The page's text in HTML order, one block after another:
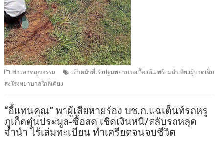
ข่าวอาชญากรรม
เจ้าหน้าที่เร่งปฐมพยาบาลเบื้องต้น พร้อมลำเลียงผู้บาดเจ็บ
ส่งโรงพยาบาลใกล้เคียง
“อี้แทนคุณ” พาผู้เสียหายร้อง บช.ก.แฉเต็นท์รถหรู
ภูเก็ตตุ๋นประมูล-ซื้อสด เชิดเงินหนี/สลับรถหลุด
จำนำ ไร้เล่มทะเบียน ทำเครียดจนจบชีวิต